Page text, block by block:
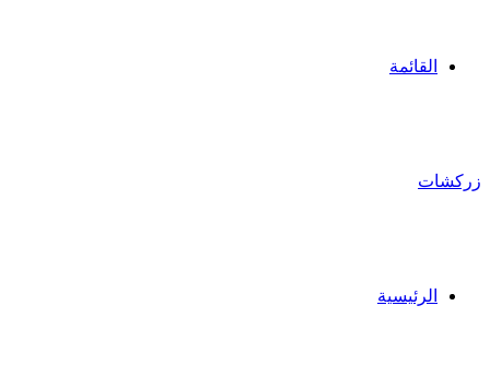
القائمة
زركشات
الرئيسية